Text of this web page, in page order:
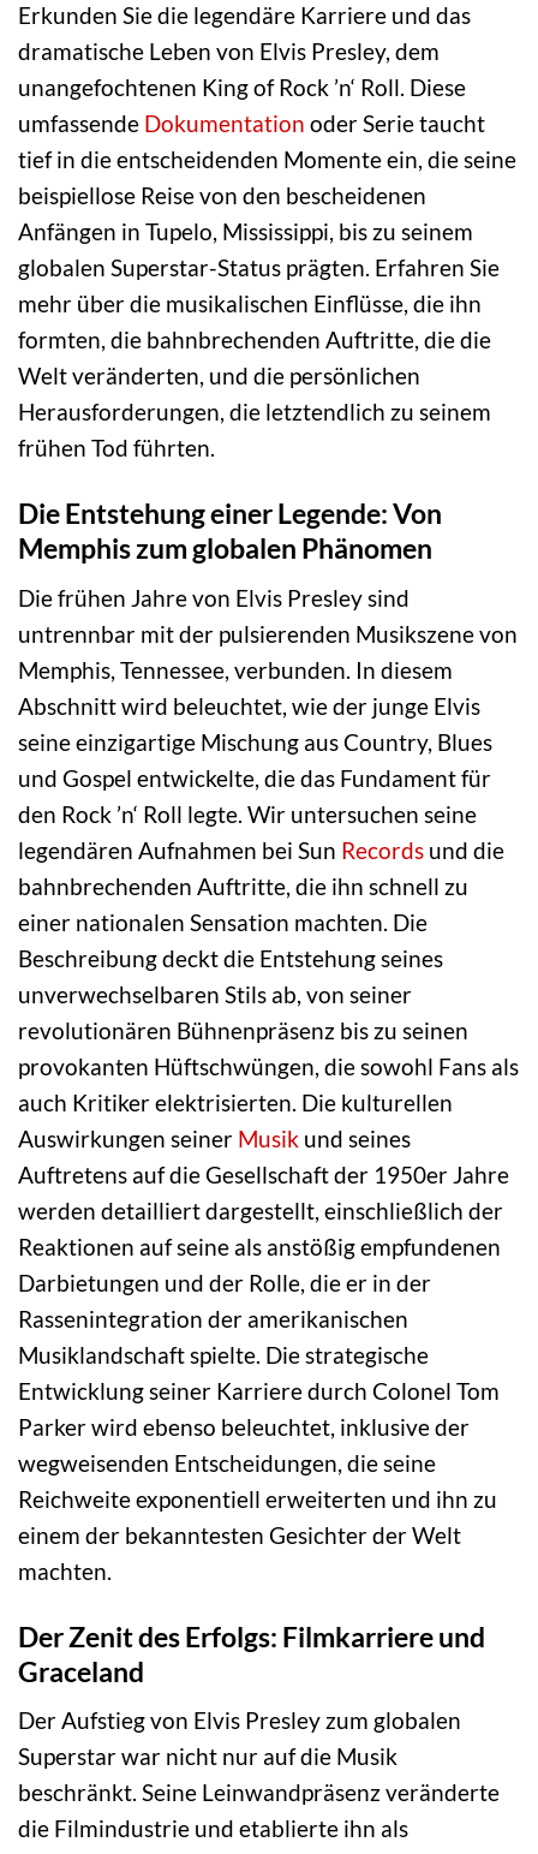
Erkunden Sie die legendäre Karriere und das
dramatische Leben von Elvis Presley, dem
unangefochtenen King of Rock ’n‘ Roll. Diese
umfassende Dokumentation oder Serie taucht
tief in die entscheidenden Momente ein, die seine
beispiellose Reise von den bescheidenen
Anfängen in Tupelo, Mississippi, bis zu seinem
globalen Superstar-Status prägten. Erfahren Sie
mehr über die musikalischen Einflüsse, die ihn
formten, die bahnbrechenden Auftritte, die die
Welt veränderten, und die persönlichen
Herausforderungen, die letztendlich zu seinem
frühen Tod führten.
Die Entstehung einer Legende: Von
Memphis zum globalen Phänomen
Die frühen Jahre von Elvis Presley sind
untrennbar mit der pulsierenden Musikszene von
Memphis, Tennessee, verbunden. In diesem
Abschnitt wird beleuchtet, wie der junge Elvis
seine einzigartige Mischung aus Country, Blues
und Gospel entwickelte, die das Fundament für
den Rock ’n‘ Roll legte. Wir untersuchen seine
legendären Aufnahmen bei Sun Records und die
bahnbrechenden Auftritte, die ihn schnell zu
einer nationalen Sensation machten. Die
Beschreibung deckt die Entstehung seines
unverwechselbaren Stils ab, von seiner
revolutionären Bühnenpräsenz bis zu seinen
provokanten Hüftschwüngen, die sowohl Fans als
auch Kritiker elektrisierten. Die kulturellen
Auswirkungen seiner Musik und seines
Auftretens auf die Gesellschaft der 1950er Jahre
werden detailliert dargestellt, einschließlich der
Reaktionen auf seine als anstößig empfundenen
Darbietungen und der Rolle, die er in der
Rassenintegration der amerikanischen
Musiklandschaft spielte. Die strategische
Entwicklung seiner Karriere durch Colonel Tom
Parker wird ebenso beleuchtet, inklusive der
wegweisenden Entscheidungen, die seine
Reichweite exponentiell erweiterten und ihn zu
einem der bekanntesten Gesichter der Welt
machten.
Der Zenit des Erfolgs: Filmkarriere und
Graceland
Der Aufstieg von Elvis Presley zum globalen
Superstar war nicht nur auf die Musik
beschränkt. Seine Leinwandpräsenz veränderte
die Filmindustrie und etablierte ihn als